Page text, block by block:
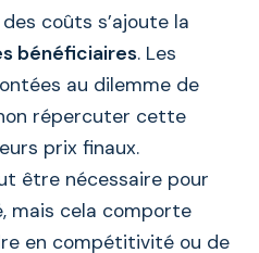
coûts s’ajoute la
bénéficiaires. Les
au dilemme de
répercuter cette
prix finaux.
être nécessaire pour
mais cela comporte
en compétitivité ou de